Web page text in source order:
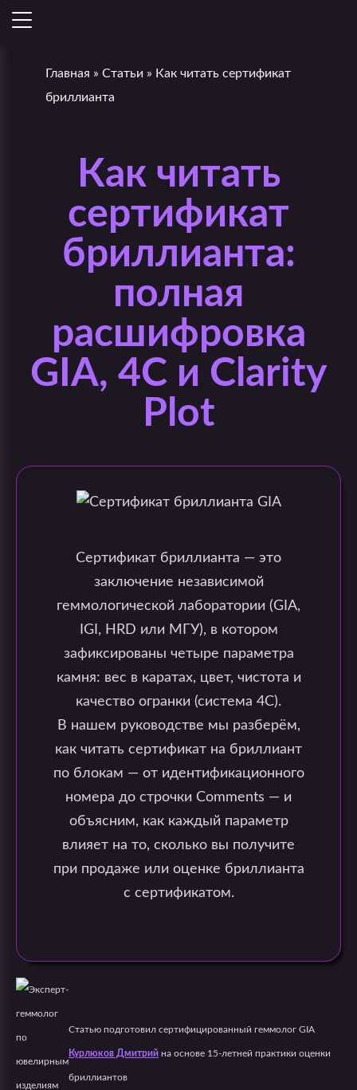
Главная » Статьи » Как читать сертификат
бриллианта
Как читать
сертификат
бриллианта:
полная
расшифровка
GIA, 4C и Clarity
Plot
Сертификат бриллианта — это
заключение независимой
геммологической лаборатории (GIA,
IGI, HRD или МГУ), в котором
зафиксированы четыре параметра
камня: вес в каратах, цвет, чистота и
качество огранки (система 4C).
В нашем руководстве мы разберём,
как читать сертификат на бриллиант
по блокам — от идентификационного
номера до строчки Comments — и
объясним, как каждый параметр
влияет на то, сколько вы получите
при продаже или оценке бриллианта
с сертификатом.
Статью подготовил сертифицированный геммолог GIA
Курлюков Дмитрий на основе 15-летней практики оценки
бриллиантов